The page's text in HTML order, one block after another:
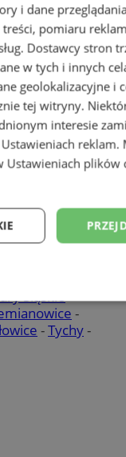
– rusza
Śląskie-
-
-Tychy-
i dane
pomiaru
Dostawcy stron
w tych i innych
geolokalizacyjne i
tej witryny.
interesie
Ustawieniach reklam.
Ustawieniach plików